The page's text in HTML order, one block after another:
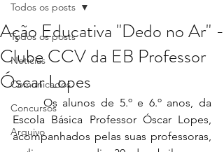
Todos os posts
Noticias
Comunicados
Concursos
Arquivo
Todos os posts
Ação Educativa "Dedo no Ar" -
Clube CCV da EB Professor
Óscar Lopes
	Os alunos de 5.º e 6.º anos, da
Escola Básica Professor Óscar Lopes,
acompanhados pelas suas professoras,